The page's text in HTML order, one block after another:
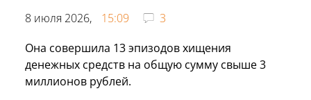
8 июля 2026, 15:09
3
Она совершила 13 эпизодов хищения
денежных средств на общую сумму свыше 3
миллионов рублей.